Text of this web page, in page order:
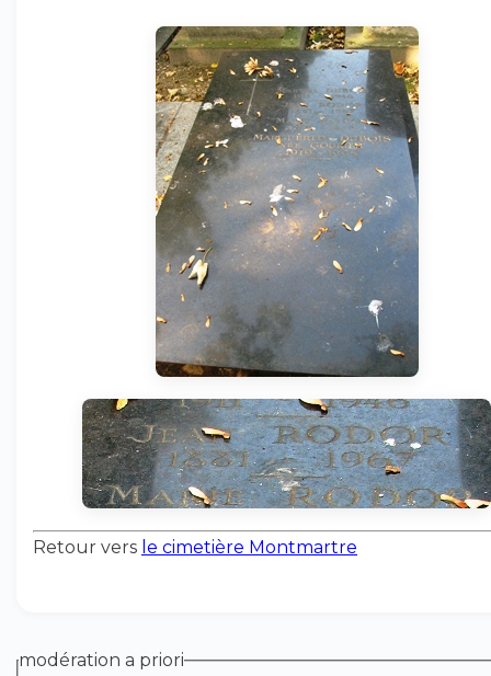
Retour vers le cimetière Montmartre
modération a priori